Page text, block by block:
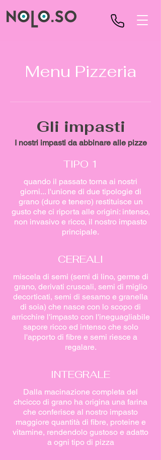
Menu Pizzeria
Gli impasti
I nostri impasti da abbinare alle pizze
TIPO 1
quando il passato torna ai nostri
giorni... l'unione di due tipologie di
grano (duro e tenero) restituisce un
gusto che ci riporta alle origini: intenso,
non invasivo e ricco, il nostro impasto
principale.
CEREALI
miscela di semi (semi di lino, germe di
grano, derivati cruscali, semi di miglio
decorticati, semi di sesamo e granella
di soia) che nasce con lo scopo di
arricchire l'impasto con l'ineguagliabile
sapore ricco ed intenso che solo
l'apporto di fibre e semi riesce a
regalare.
INTEGRALE
Dalla macinazione completa del
chcicco di grano ha origina una farina
che conferisce al nostro impasto
maggiore quantità di fibre, proteine e
vitamine, rendendolo gustoso e adatto
a ogni tipo di pizza